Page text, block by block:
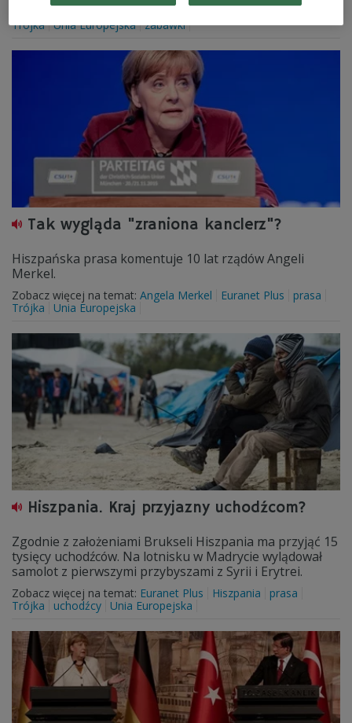
Trójka Unia Europejska zabawki
Tak wygląda "zraniona kanclerz"?
Hiszpańska prasa komentuje 10 lat rządów Angeli
Merkel.
Zobacz więcej na temat: Angela Merkel Euranet Plus
prasa
Trójka
Unia Europejska
Hiszpania. Kraj przyjazny uchodźcom?
Zgodnie z założeniami Brukseli Hiszpania ma przyjąć 15
tysięcy uchodźców. Na lotnisku w Madrycie wylądował
samolot z pierwszymi przybyszami z Syrii i Erytrei.
Zobacz więcej na temat: Euranet Plus Hiszpania
prasa
Trójka
uchodźcy Unia Europejska